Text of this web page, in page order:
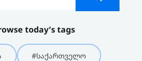
today’s tags
#საქართველო